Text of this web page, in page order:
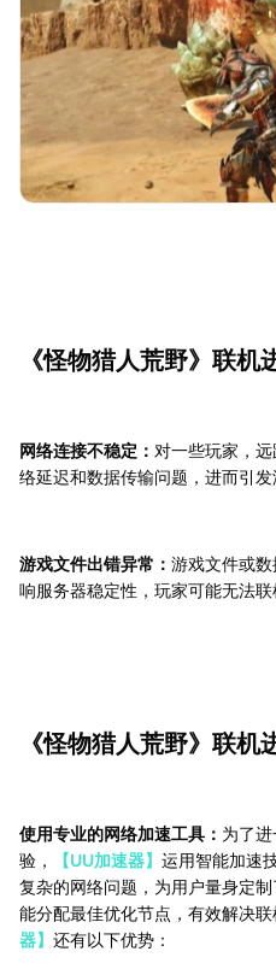
《怪物猎人荒野》联机
网络连接不稳定： 对一些玩家，
络延迟和数据传输问题，进而引发
游戏文件出错异常： 游戏文件或
响服务器稳定性，玩家可能无法联
《怪物猎人荒野》联
使用专业的网络加速工具： 为了
验，
【UU加速器】 运用智能加速
复杂的网络问题，为用户量身定
能分配最佳优化节点，有效解决联
器】 还有以下优势：